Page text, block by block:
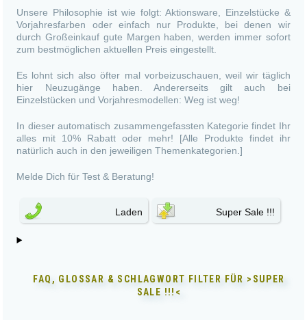
Unsere Philosophie ist wie folgt: Aktionsware, Einzelstücke &
Vorjahresfarben oder einfach nur Produkte, bei denen wir
durch Großeinkauf gute Margen haben, werden immer sofort
zum bestmöglichen aktuellen Preis eingestellt.
Es lohnt sich also öfter mal vorbeizuschauen, weil wir täglich
hier Neuzugänge haben. Andererseits gilt auch bei
Einzelstücken und Vorjahresmodellen: Weg ist weg!
In dieser automatisch zusammengefassten Kategorie findet Ihr
alles mit 10% Rabatt oder mehr! [Alle Produkte findet ihr
natürlich auch in den jeweiligen Themenkategorien.]
Melde Dich für Test & Beratung!
Laden Super Sale !!!
FAQ, GLOSSAR & SCHLAGWORT FILTER FÜR >SUPER
SALE !!!<